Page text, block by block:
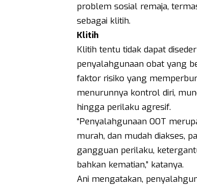
problem sosial remaja,
sebagai klitih.
Klitih
Klitih tentu tidak dapat
penyalahgunaan obat yang
faktor risiko yang
menurunnya kontrol diri,
hingga perilaku agresif.
“Penyalahgunaan OOT
murah, dan mudah diakses,
gangguan perilaku,
bahkan kematian,” katanya.
Ani mengatakan,